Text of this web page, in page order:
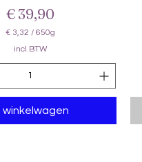
Prijs
€ 39,90
€ 3,32 /650g
3
3
2
p
incl.BTW
winkelwagen